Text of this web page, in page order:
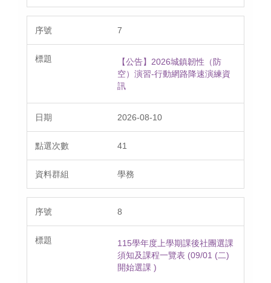
7
【公告】2026城鎮韌性（防
空）演習-行動網路降速演練資
訊
2026-08-10
41
學務
8
115學年度上學期課後社團選課
須知及課程一覽表 (09/01 (二)
開始選課 )